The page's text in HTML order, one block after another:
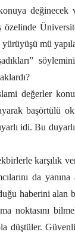
değinecek
mü
değerler
başörtülü
idi. Bu
karşılık
da
haberini alan
noktasını
düştüler.